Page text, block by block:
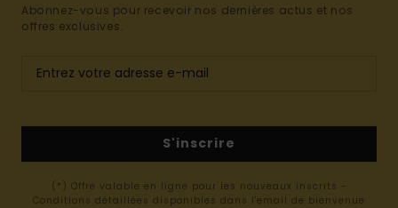
Abonnez-vous pour recevoir nos dernières actus et nos
offres exclusives.
S'inscrire
(*) Offre valable en ligne pour les nouveaux inscrits -
Conditions détaillées disponibles dans l'email de bienvenue